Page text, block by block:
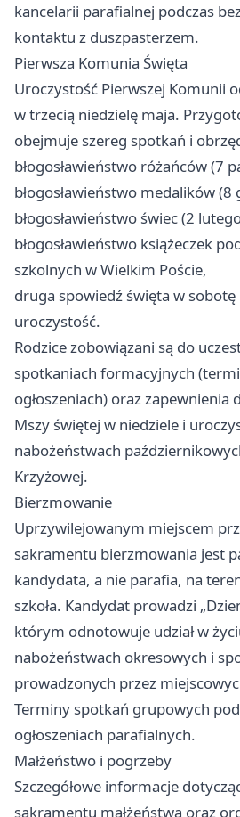
kancelarii parafialnej podczas
kontaktu z duszpasterzem.
Pierwsza Komunia Święta
Uroczystość Pierwszej Komunii
w trzecią niedzielę maja.
obejmuje szereg spotkań i
błogosławieństwo różańców (7
błogosławieństwo medalików (8
błogosławieństwo świec (2
błogosławieństwo książeczek
szkolnych w Wielkim Poście,
druga spowiedź święta w sobotę
uroczystość.
Rodzice zobowiązani są do
spotkaniach formacyjnych
ogłoszeniach) oraz zapewnienia
Mszy świętej w niedziele i
nabożeństwach
Krzyżowej.
Bierzmowanie
Uprzywilejowanym miejscem
sakramentu bierzmowania jest
kandydata, a nie parafia, na
szkoła. Kandydat prowadzi
którym odnotowuje udział w
nabożeństwach okresowych i
prowadzonych przez
Terminy spotkań grupowych
ogłoszeniach parafialnych.
Małżeństwo i pogrzeby
Szczegółowe informacje
sakramentu małżeństwa oraz